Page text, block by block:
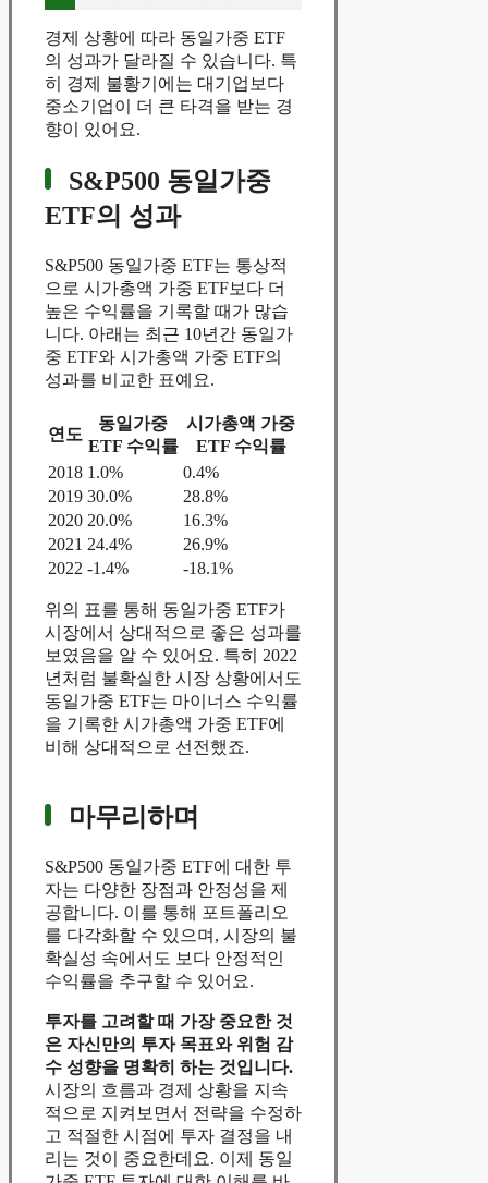
경제 상황에 따라 동일가중 ETF
의 성과가 달라질 수 있습니다. 특
히 경제 불황기에는 대기업보다
중소기업이 더 큰 타격을 받는 경
향이 있어요.
S&P500 동일가중
ETF의 성과
S&P500 동일가중 ETF는 통상적
으로 시가총액 가중 ETF보다 더
높은 수익률을 기록할 때가 많습
니다. 아래는 최근 10년간 동일가
중 ETF와 시가총액 가중 ETF의
성과를 비교한 표예요.
연도
동일가중
ETF 수익률
시가총액 가중
ETF 수익률
2018 1.0%
0.4%
2019 30.0%
28.8%
2020 20.0%
16.3%
2021 24.4%
26.9%
2022 -1.4% -18.1%
위의 표를 통해 동일가중 ETF가
시장에서 상대적으로 좋은 성과를
보였음을 알 수 있어요. 특히 2022
년처럼 불확실한 시장 상황에서도
동일가중 ETF는 마이너스 수익률
을 기록한 시가총액 가중 ETF에
비해 상대적으로 선전했죠.